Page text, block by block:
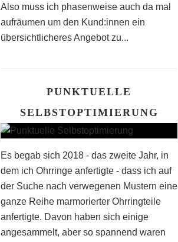
Also muss ich phasenweise auch da mal
aufräumen um den Kund:innen ein
übersichtlicheres Angebot zu...
PUNKTUELLE
SELBSTOPTIMIERUNG
Es begab sich 2018 - das zweite Jahr, in
dem ich Ohrringe anfertigte - dass ich auf
der Suche nach verwegenen Mustern eine
ganze Reihe marmorierter Ohrringteile
anfertigte. Davon haben sich einige
angesammelt, aber so spannend waren